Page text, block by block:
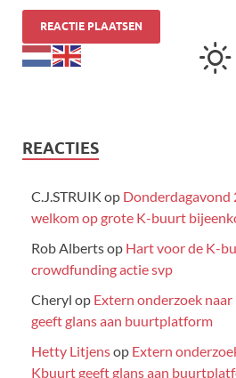
REACTIES
C.J.STRUIK op Donderdagavond
welkom op grote K-buurt
Rob Albertsop Hart voor de K-
crowdfunding actie svp
Cheryl op Extern onderzoek
geeft glans aan buurtplatform
Hetty Litjensop Extern
Kbuurt geeft glans aan